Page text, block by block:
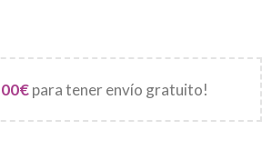
€para tener envío gratuito!